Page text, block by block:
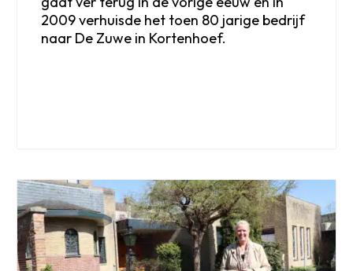
2009 verhuisde het toen 80 jarige bedrijf
naar De Zuwe in Kortenhoef.